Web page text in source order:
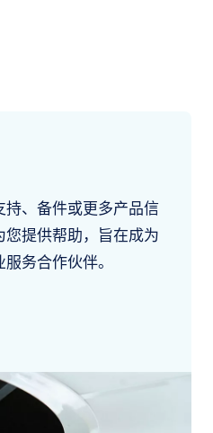
、备件或更多产品信
提供帮助，旨在成为
务合作伙伴。